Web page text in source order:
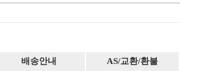
배송안내 AS/교환/환불